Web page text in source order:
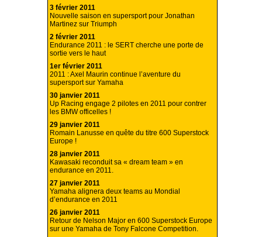
3 février 2011
Nouvelle saison en supersport pour Jonathan
Martinez sur Triumph
2 février 2011
Endurance 2011 : le SERT cherche une porte de
sortie vers le haut
1er février 2011
2011 : Axel Maurin continue l’aventure du
supersport sur Yamaha
30 janvier 2011
Up Racing engage 2 pilotes en 2011 pour contrer
les BMW officelles !
29 janvier 2011
Romain Lanusse en quête du titre 600 Superstock
Europe !
28 janvier 2011
Kawasaki reconduit sa « dream team » en
endurance en 2011.
27 janvier 2011
Yamaha alignera deux teams au Mondial
d’endurance en 2011
26 janvier 2011
Retour de Nelson Major en 600 Superstock Europe
sur une Yamaha de Tony Falcone Competition.